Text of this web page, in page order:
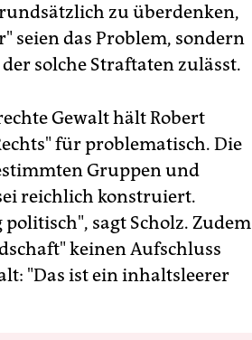
zu überdenken,
seien das Problem, sondern
solche Straftaten zulässt.
Gewalt hält Robert
für problematisch. Die
Gruppen und
reichlich konstruiert.
sagt Scholz. Zudem
keinen Aufschluss
"Das ist ein inhaltsleerer